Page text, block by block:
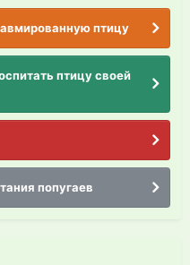
птицу
птицу своей
попугаев